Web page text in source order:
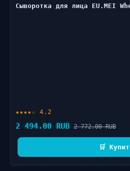
Сыворотка для лица EU.MEI
★★★★☆ 4.2
2 494.00 RUB 2 772.00 RUB
🛒